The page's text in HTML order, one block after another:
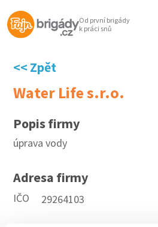
Od první brigády
k práci snů
<< Zpět
Water Life s.r.o.
Popis firmy
úprava vody
Adresa firmy
IČO 29264103